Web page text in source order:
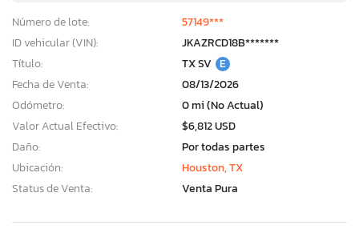
Número de lote:
57149***
ID vehicular (VIN):
JKAZRCD18B*******
Título:
TX SV E
Fecha de Venta:
08/13/2026
Odómetro:
0 mi (No Actual)
Valor Actual Efectivo:
$6,812 USD
Daño:
Por todas partes
Ubicación:
Houston, TX
Status de Venta:
Venta Pura